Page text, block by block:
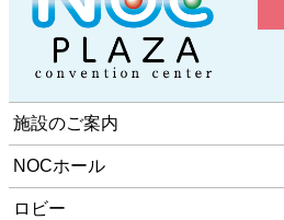
施設のご案内
NOCホール
ロビー